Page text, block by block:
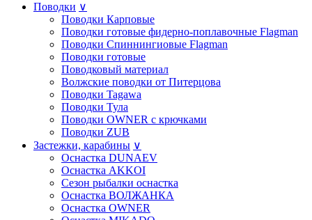
Поводки ∨
Поводки Карповые
Поводки готовые фидерно-поплавочные Flagman
Поводки Спиннингиовые Flagman
Поводки готовые
Поводковый материал
Волжские поводки от Питерцова
Поводки Tagawa
Поводки Тула
Поводки OWNER с крючками
Поводки ZUB
Застежки, карабины ∨
Оснастка DUNAEV
Оснастка AKKOI
Сезон рыбалки оснастка
Оснастка ВОЛЖАНКА
Оснастка OWNER